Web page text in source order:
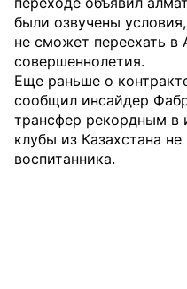
были озвучены
не сможет переехать
совершеннолетия.
Еще раньше о
сообщил инсайдер
трансфер рекордным в
клубы из Казахстана
воспитанника.